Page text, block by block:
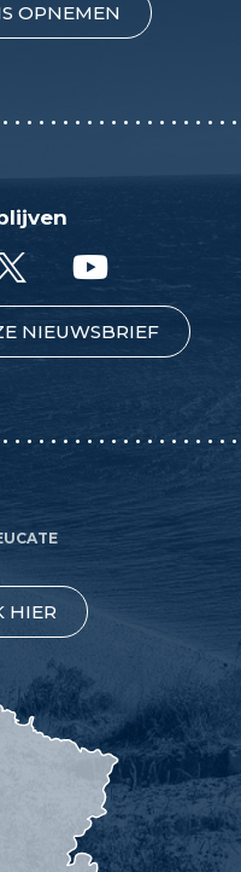
OPNEMEN
NIEUWSBRIEF
HIER